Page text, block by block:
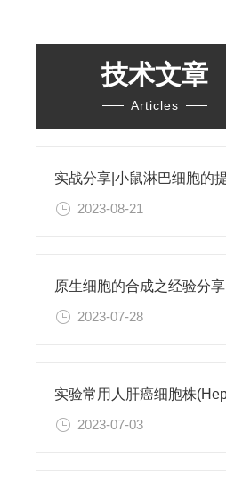
技术文章
Articles
2023-08-21
原生细胞的合成之经验分享
2023-07-28
2023-07-03